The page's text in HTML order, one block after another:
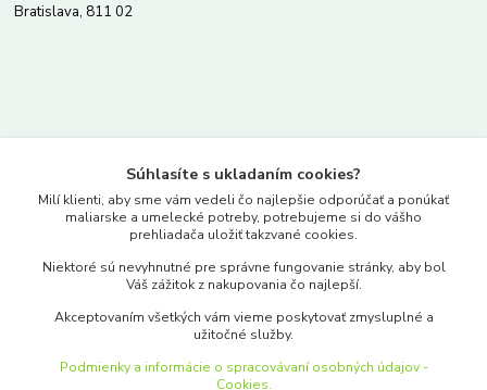
Bratislava, 811 02
www.merkantil.sk
Pondelok-Piatok: 9.00-17.00hod.
objednavky@merkantil-obchod.sk
Súhlasíte s ukladaním cookies?
Milí klienti, aby sme vám vedeli čo najlepšie odporúčať a ponúkať
maliarske a umelecké potreby, potrebujeme si do vášho
prehliadača uložiť takzvané cookies.
Niektoré sú nevyhnutné pre správne fungovanie stránky, aby bol
Váš zážitok z nakupovania čo najlepší.
Akceptovaním všetkých vám vieme poskytovať zmysluplné a
užitočné služby.
Podmienky a informácie o spracovávaní osobných údajov -
Cookies.